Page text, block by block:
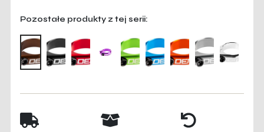
Pozostałe produkty z tej serii: